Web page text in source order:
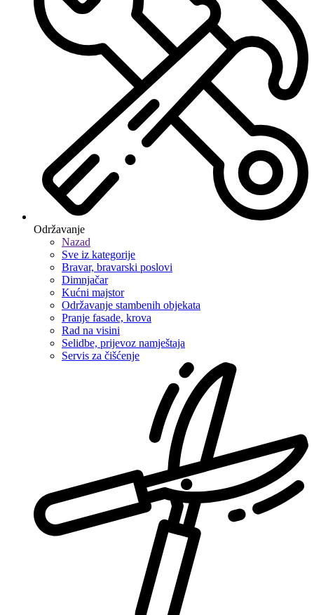
Održavanje
Nazad
Sve iz kategorije
Bravar, bravarski poslovi
Dimnjačar
Kućni majstor
Održavanje stambenih objekata
Pranje fasade, krova
Rad na visini
Selidbe, prijevoz namještaja
Servis za čišćenje